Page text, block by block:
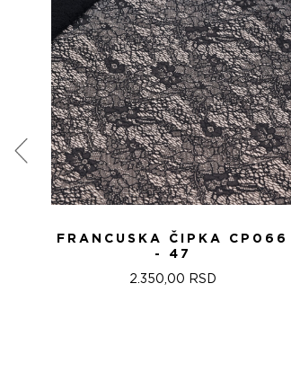
FRANCUSKA ČIPKA CP066
- 47
2.350,00 RSD